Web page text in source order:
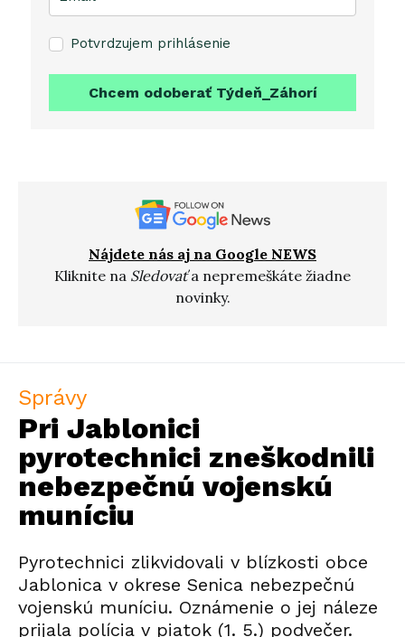
Potvrdzujem prihlásenie
Chcem odoberať Týdeň_Záhorí
Nájdete nás aj na Google NEWS
Kliknite na Sledovaťa nepremeškáte žiadne
novinky.
Správy
Pri Jablonici
pyrotechnici zneškodnili
nebezpečnú vojenskú
muníciu
Pyrotechnici zlikvidovali v blízkosti obce
Jablonica v okrese Senica nebezpečnú
vojenskú muníciu. Oznámenie o jej náleze
prijala polícia v piatok (1. 5.) podvečer.